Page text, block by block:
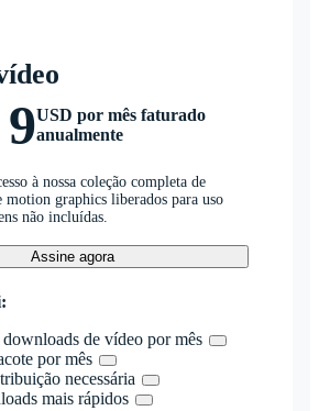
USD por mês faturado
anualmente
à nossa coleção completa de
motion graphics liberados para uso
não incluídas.
Assine agora
de vídeo por mês
por mês
necessária
mais rápidos